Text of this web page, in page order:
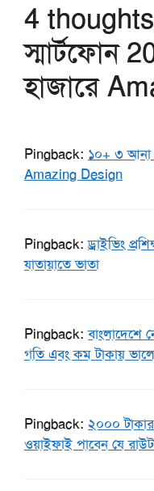
4 thoughts
স্মার্টফোন
হাজারে
Pingback: ১০+ ৩ আনা
Amazing Design
Pingback:ড্রাইভিং
যাতায়াতে ভাতা
Pingback:বাংলাদেশে
গতি এবং কম টাকায়
Pingback: ২০০০
ওয়াইফাই পাবেন যে